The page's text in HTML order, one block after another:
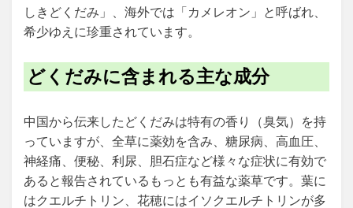
しきどくだみ」、海外では「カメレオン」と呼ばれ、
希少ゆえに珍重されています。
どくだみに含まれる主な成分
中国から伝来したどくだみは特有の香り（臭気）を持
っていますが、全草に薬効を含み、糖尿病、高血圧、
神経痛、便秘、利尿、胆石症など様々な症状に有効で
あると報告されているもっとも有益な薬草です。葉に
はクエルチトリン、花穂にはイソクエルチトリンが多